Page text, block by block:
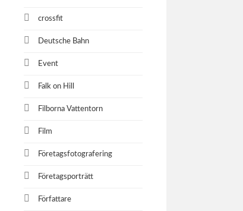
crossfit
Deutsche Bahn
Event
Falk on Hill
Filborna Vattentorn
Film
Företagsfotografering
Företagsporträtt
Författare